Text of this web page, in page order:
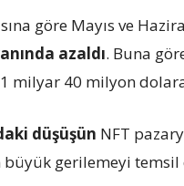
göre Mayıs ve
azaldı. Buna
milyar 40 milyon
düşüşün NFT
büyük gerilemeyi